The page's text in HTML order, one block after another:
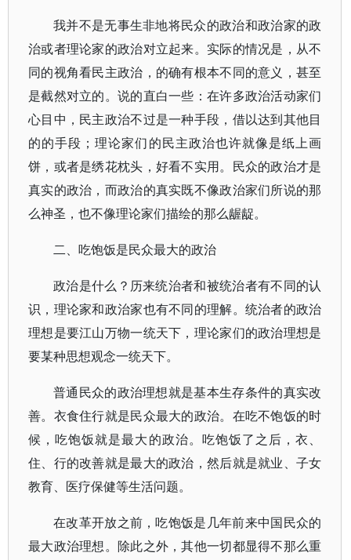
我并不是无事生非地将民众的政治和政治家的政
治或者理论家的政治对立起来。实际的情况是，从不
同的视角看民主政治，的确有根本不同的意义，甚至
是截然对立的。说的直白一些：在许多政治活动家们
心目中，民主政治不过是一种手段，借以达到其他目
的的手段；理论家们的民主政治也许就像是纸上画
饼，或者是绣花枕头，好看不实用。民众的政治才是
真实的政治，而政治的真实既不像政治家们所说的那
么神圣，也不像理论家们描绘的那么龌龊。
二、吃饱饭是民众最大的政治
政治是什么？历来统治者和被统治者有不同的认
识，理论家和政治家也有不同的理解。统治者的政治
理想是要江山万物一统天下，理论家们的政治理想是
要某种思想观念一统天下。
普通民众的政治理想就是基本生存条件的真实改
善。衣食住行就是民众最大的政治。在吃不饱饭的时
候，吃饱饭就是最大的政治。吃饱饭了之后，衣、
住、行的改善就是最大的政治，然后就是就业、子女
教育、医疗保健等生活问题。
在改革开放之前，吃饱饭是几年前来中国民众的
最大政治理想。除此之外，其他一切都显得不那么重